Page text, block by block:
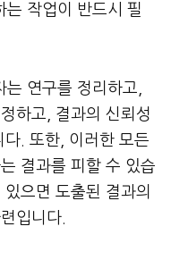
는 작업이 반드시 필
연구를 정리하고,
하고, 결과의 신뢰성
. 또한, 이러한 모든
결과를 피할 수 있습
으면 도출된 결과의
입니다.